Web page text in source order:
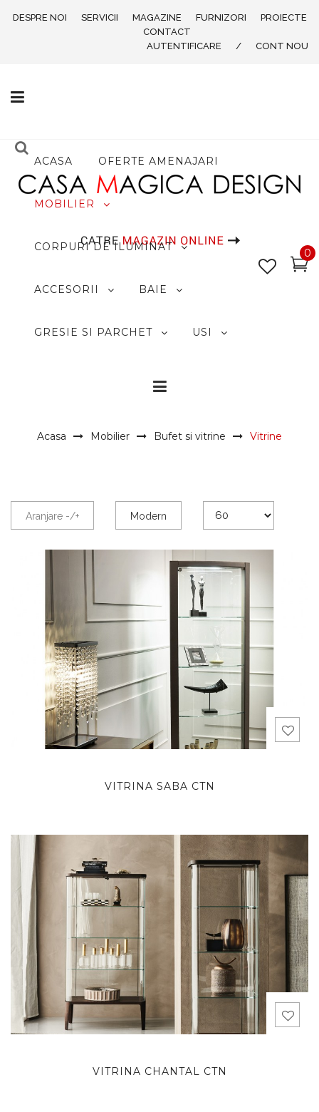
DESPRE NOI SERVICII MAGAZINE FURNIZORI
PROIECTE
CONTACT
AUTENTIFICARE
/ CONT NOU
0
ACASA OFERTE AMENAJARI
MOBILIER
CORPURI DE ILUMINAT
ACCESORII BAIE
GRESIE SI PARCHET USI
Acasa Mobilier Bufet si vitrine Vitrine
Aranjare -/+ Modern
VITRINA SABA CTN
VITRINA CHANTAL CTN